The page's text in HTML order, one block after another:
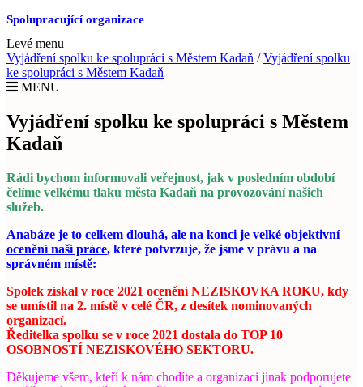
Spolupracující organizace
Levé menu
Vyjádření spolku ke spolupráci s Městem Kadaň /Vyjádření spolku
ke spolupráci s Městem Kadaň
MENU
Vyjádření spolku ke spolupráci s Městem
Kadaň
Rádi bychom informovali veřejnost, jak v posledním období
čelíme velkému tlaku města Kadaň na provozování našich
služeb.
Anabáze je to celkem dlouhá, ale na konci je velké objektivní
ocenění naší práce, které potvrzuje, že jsme v právu a na
správném místě:
Spolek získal v roce 2021 ocenění NEZISKOVKA ROKU, kdy
se umístil na 2. místě v celé ČR, z desítek nominovaných
organizací.
Ředitelka spolku se v roce 2021 dostala do TOP 10
OSOBNOSTÍ NEZISKOVÉHO SEKTORU.
Děkujeme všem, kteří k nám chodíte a organizaci jinak podporujete